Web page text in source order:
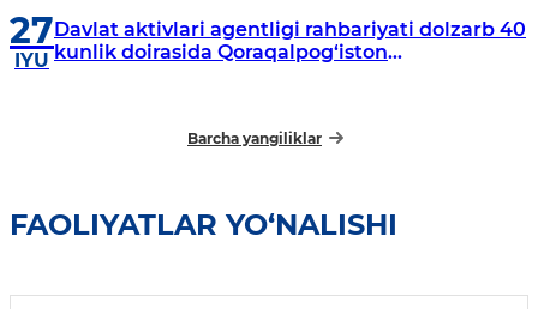
27
IYU
Davlat aktivlari agentligi rahbariyati dolzarb 40
kunlik doirasida Qoraqalpog‘iston
Barcha yangiliklar
FAOLIYATLAR YO‘NALISHI